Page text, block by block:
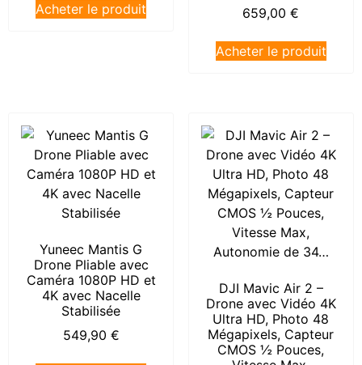
Acheter le produit
659,00€
Acheter le produit
Yuneec Mantis G
Drone Pliable avec
Caméra 1080P HD et
4K avec Nacelle
Stabilisée
549,90 €
DJI Mavic Air 2 –
Drone avec Vidéo 4K
Ultra HD, Photo 48
Mégapixels, Capteur
CMOS ½ Pouces,